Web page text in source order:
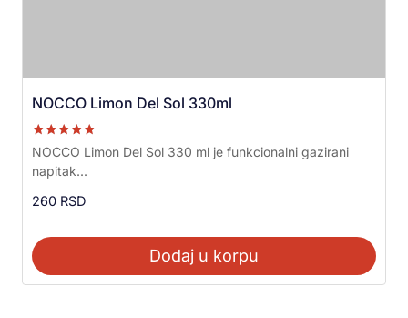
NOCCO Limon Del Sol 330ml
Ocenjeno sa
5.00
od 5
NOCCO Limon Del Sol 330 ml je funkcionalni gazirani
napitak...
260 RSD
Dodaj u korpu